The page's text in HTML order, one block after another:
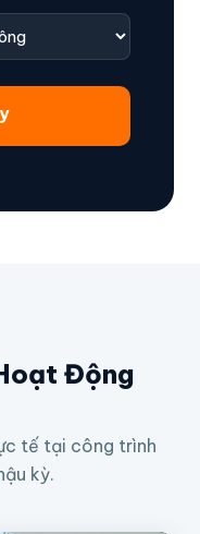
Động
tế tại công trình
kỳ.